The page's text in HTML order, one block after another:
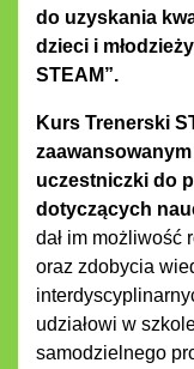
do uzyskania
dzieci i
STEAM”.
Kurs Trenerski
uczestniczki do
dotyczących
dał im możliwość
oraz zdobycia
udziałowi w
samodzielnego